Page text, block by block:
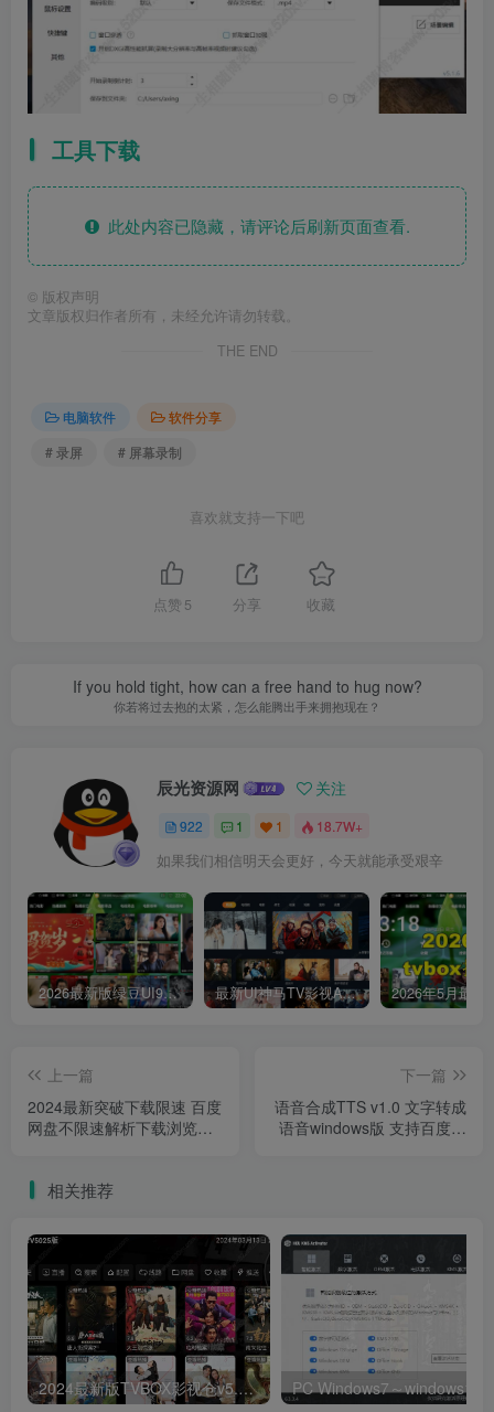
工具下载
此处内容已隐藏，请评论后刷新页面查看.
© 版权声明
文章版权归作者所有，未经允许请勿转载。
THE END
电脑软件
软件分享
# 录屏
# 屏幕录制
喜欢就支持一下吧
点赞 5 分享 收藏
If you hold tight, how can a free hand to hug now?
你若将过去抱的太紧，怎么能腾出手来拥抱现在？
辰光资源网 关注
922 1 1 18.7W+
如果我们相信明天会更好，今天就能承受艰辛
2026最新版绿豆UI9双端影视APP源码 最新UI神马TV影视APP源码 乐檬影视苹果CMS后台 包含前后端源码
上一篇
2024最新突破下载限速 百度
网盘不限速解析下载浏览器
下一篇
语音合成TTS v1.0 文字转成
语音windows版 支持百度及
相关推荐
2024最新版TVBOX影视仓v5.0.25脱壳解密版 已去除弹窗提示及顶部提示 可内置tvbox仓库接口 内附三个修改版本